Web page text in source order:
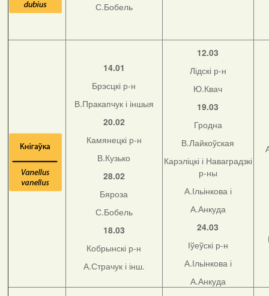
С.Бобель
14.01
Брэсцкі р-н
В.Пракапчук і іншыя
20.02
Камянецкі р-н
В.Кузько
28.02
Бяроза
С.Бобель
18.03
Кобрынскі р-н
А.Страчук і інш.
12.03
Лідскі р-н
Ю.Квач
19.03
Гродна
В.Лайкоўская
Карэліцкі і Наваградзкі
р-ны
А.Ільінкова і
А.Анкуда
24.03
Іўеўскі р-н
А.Ільінкова і
А.Анкуда